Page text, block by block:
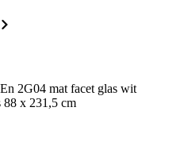
2G04 mat facet glas wit
88 x 231,5 cm